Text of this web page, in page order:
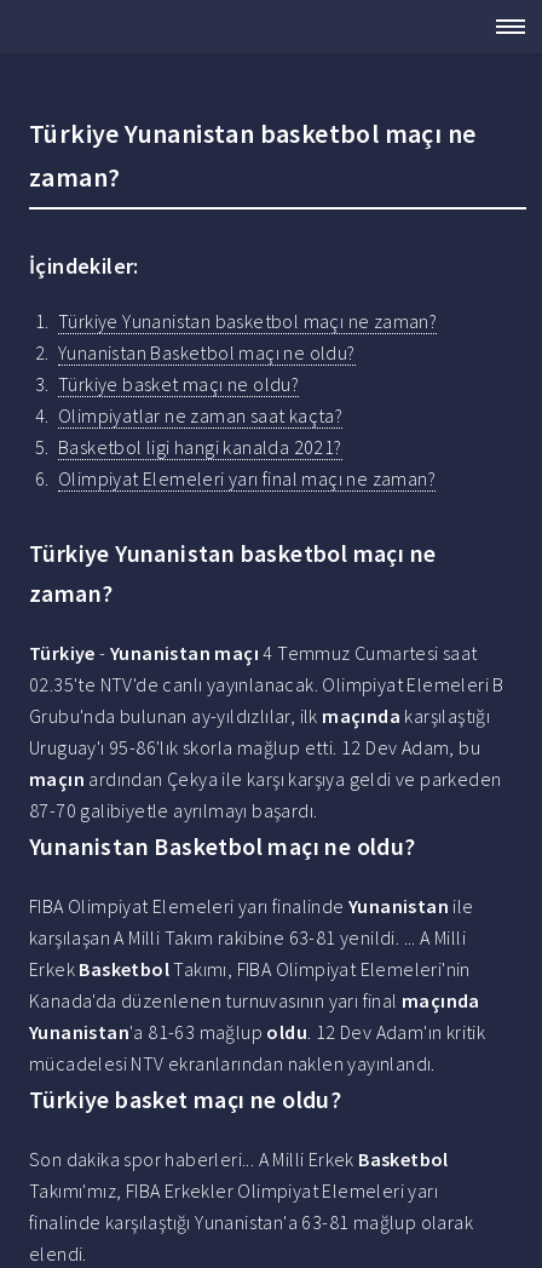
Türkiye Yunanistan basketbol maçı ne
zaman?
İçindekiler:
Türkiye Yunanistan basketbol maçı ne zaman?
Yunanistan Basketbol maçı ne oldu?
Türkiye basket maçı ne oldu?
Olimpiyatlar ne zaman saat kaçta?
Basketbol ligi hangi kanalda 2021?
Olimpiyat Elemeleri yarı final maçı ne zaman?
Türkiye Yunanistan basketbol maçı ne
zaman?
Türkiye -Yunanistan maçı 4 Temmuz Cumartesi saat
02.35'te NTV'de canlı yayınlanacak. Olimpiyat Elemeleri B
Grubu'nda bulunan ay-yıldızlılar, ilk maçında karşılaştığı
Uruguay'ı 95-86'lık skorla mağlup etti. 12 Dev Adam, bu
maçın ardından Çekya ile karşı karşıya geldi ve parkeden
87-70 galibiyetle ayrılmayı başardı.
Yunanistan Basketbol maçı ne oldu?
FIBA Olimpiyat Elemeleri yarı finalinde Yunanistan ile
karşılaşan A Milli Takım rakibine 63-81 yenildi. ... A Milli
Erkek BasketbolTakımı, FIBA Olimpiyat Elemeleri'nin
Kanada'da düzenlenen turnuvasının yarı final maçında
Yunanistan'a 81-63 mağlup oldu. 12 Dev Adam'ın kritik
mücadelesi NTV ekranlarından naklen yayınlandı.
Türkiye basket maçı ne oldu?
Son dakika spor haberleri... A Milli Erkek Basketbol
Takımı'mız, FIBA Erkekler Olimpiyat Elemeleri yarı
finalinde karşılaştığı Yunanistan'a 63-81 mağlup olarak
elendi.